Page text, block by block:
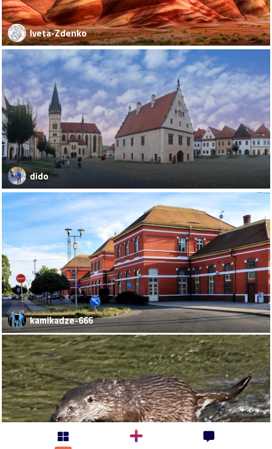
Iveta-Zdenko
dido
kamikadze-666